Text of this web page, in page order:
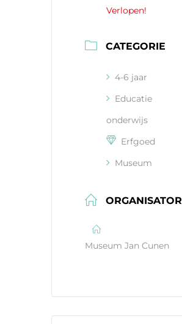
Verlopen!
CATEGORIE
4-6 jaar
Educatie
onderwijs
Erfgoed
Museum
ORGANISATOR
Museum Jan Cunen